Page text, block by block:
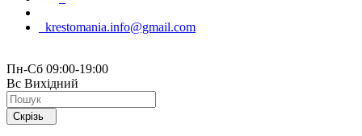
krestomania.info@gmail.com
Пн-Сб 09:00-19:00
Вс Вихідний
Скрізь